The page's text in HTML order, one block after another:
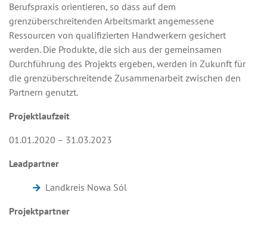
Berufspraxis orientieren, so dass auf dem
grenzüberschreitenden Arbeitsmarkt angemessene
Ressourcen von qualifizierten Handwerkern gesichert
werden. Die Produkte, die sich aus der gemeinsamen
Durchführung des Projekts ergeben, werden in Zukunft für
die grenzüberschreitende Zusammenarbeit zwischen den
Partnern genutzt.
Projektlaufzeit
01.01.2020 – 31.03.2023
Leadpartner
Landkreis Nowa Sól
Projektpartner